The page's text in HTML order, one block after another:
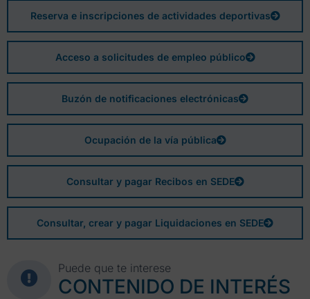
Reserva e inscripciones de actividades deportivas
Acceso a solicitudes de empleo público
Buzón de notificaciones electrónicas
Ocupación de la vía pública
Consultar y pagar Recibos en SEDE
Consultar, crear y pagar Liquidaciones en SEDE
Puede que te interese
CONTENIDO DE INTERÉS